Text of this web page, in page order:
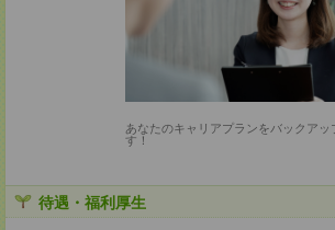
あなたのキャリアプランをバックアッ
す！
待遇・福利厚生